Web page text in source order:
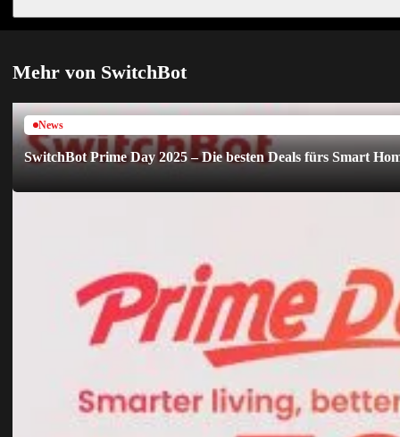
Mehr von SwitchBot
News
SwitchBot Prime Day 2025 – Die besten Deals fürs Smart